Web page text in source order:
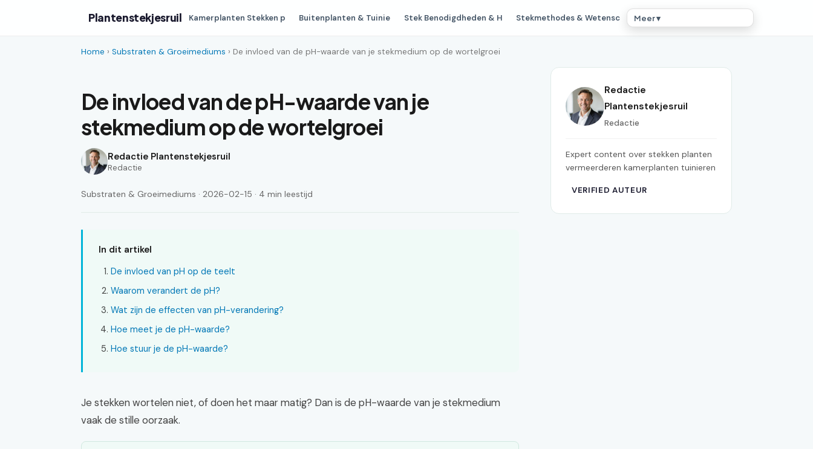
Plantenstekjesruil Kamerplanten Stekken p Buitenplanten & Tuinie Stek Benodigdheden & H Stekmethodes & Wetensc Meer ▾
Home › Substraten & Groeimediums › De invloed van de pH-waarde van je stekmedium op de wortelgroei
De invloed van de pH-waarde van je
stekmedium op de wortelgroei
Redactie Plantenstekjesruil
Redactie
Substraten & Groeimediums · 2026-02-15 · 4 min leestijd
In dit artikel
De invloed van pH op de teelt
Waarom verandert de pH?
Wat zijn de effecten van pH-verandering?
Hoe meet je de pH-waarde?
Hoe stuur je de pH-waarde?
Je stekken wortelen niet, of doen het maar matig? Dan is de pH-waarde van je stekmedium
vaak de stille oorzaak.
Redactie
Plantenstekjesruil
Redactie
Expert content over stekken planten
vermeerderen kamerplanten tuinieren
VERIFIED AUTEUR